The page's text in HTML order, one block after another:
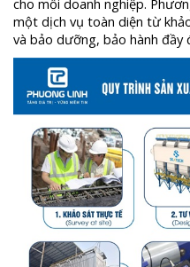
cho mỗi doanh nghiệp.
một dịch vụ toàn diện từ
và bảo dưỡng, bảo hành đầy